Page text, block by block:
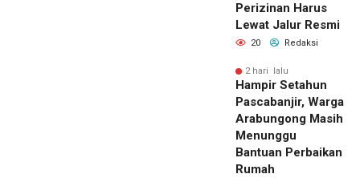
Perizinan Harus
Lewat Jalur Resmi
20 Redaksi
2 hari lalu
Hampir Setahun
Pascabanjir, Warga
Arabungong Masih
Menunggu
Bantuan Perbaikan
Rumah